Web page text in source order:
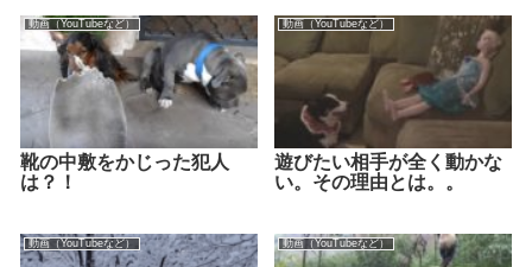
動画（YouTubeなど）
靴の中敷をかじった犯人
は？！
動画（YouTubeなど）
遊びたい相手が全く動かな
い。その理由とは。。
動画（YouTubeなど） 動画（YouTubeなど）